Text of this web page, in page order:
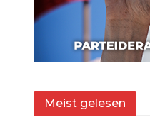
Meist gelesen